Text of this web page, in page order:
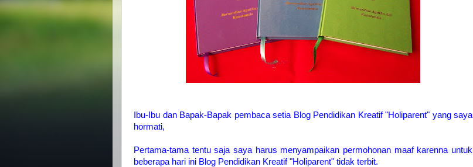
Ibu-Ibu dan Bapak-Bapak pembaca setia Blog Pendidikan Kreatif "Holiparent" yang saya
hormati,
Pertama-tama tentu saja saya harus menyampaikan permohonan maaf karenna untuk
beberapa hari ini Blog Pendidikan Kreatif "Holiparent" tidak terbit.